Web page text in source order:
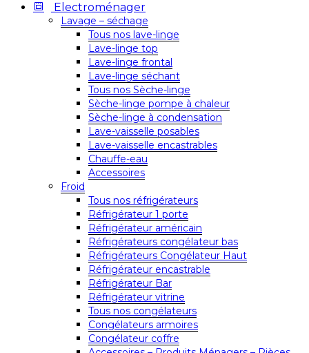
Electroménager
Lavage – séchage
Tous nos lave-linge
Lave-linge top
Lave-linge frontal
Lave-linge séchant
Tous nos Sèche-linge
Sèche-linge pompe à chaleur
Sèche-linge à condensation
Lave-vaisselle posables
Lave-vaisselle encastrables
Chauffe-eau
Accessoires
Froid
Tous nos réfrigérateurs
Réfrigérateur 1 porte
Réfrigérateur américain
Réfrigérateurs congélateur bas
Réfrigérateurs Congélateur Haut
Réfrigérateur encastrable
Réfrigérateur Bar
Réfrigérateur vitrine
Tous nos congélateurs
Congélateurs armoires
Congélateur coffre